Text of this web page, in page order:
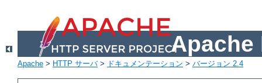
Apache
Apache > HTTP サーバ> ドキュメンテーション > バージョン 2.4